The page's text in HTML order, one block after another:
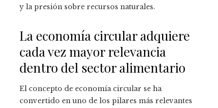
y la presión sobre recursos naturales.
La economía circular adquiere
cada vez mayor relevancia
dentro del sector alimentario
El concepto de economía circular se ha
convertido en uno de los pilares más relevantes